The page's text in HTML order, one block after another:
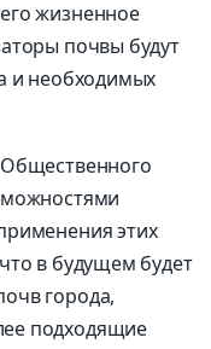
жизненное
почвы будут
и необходимых
этих
в будущем будет
города,
подходящие